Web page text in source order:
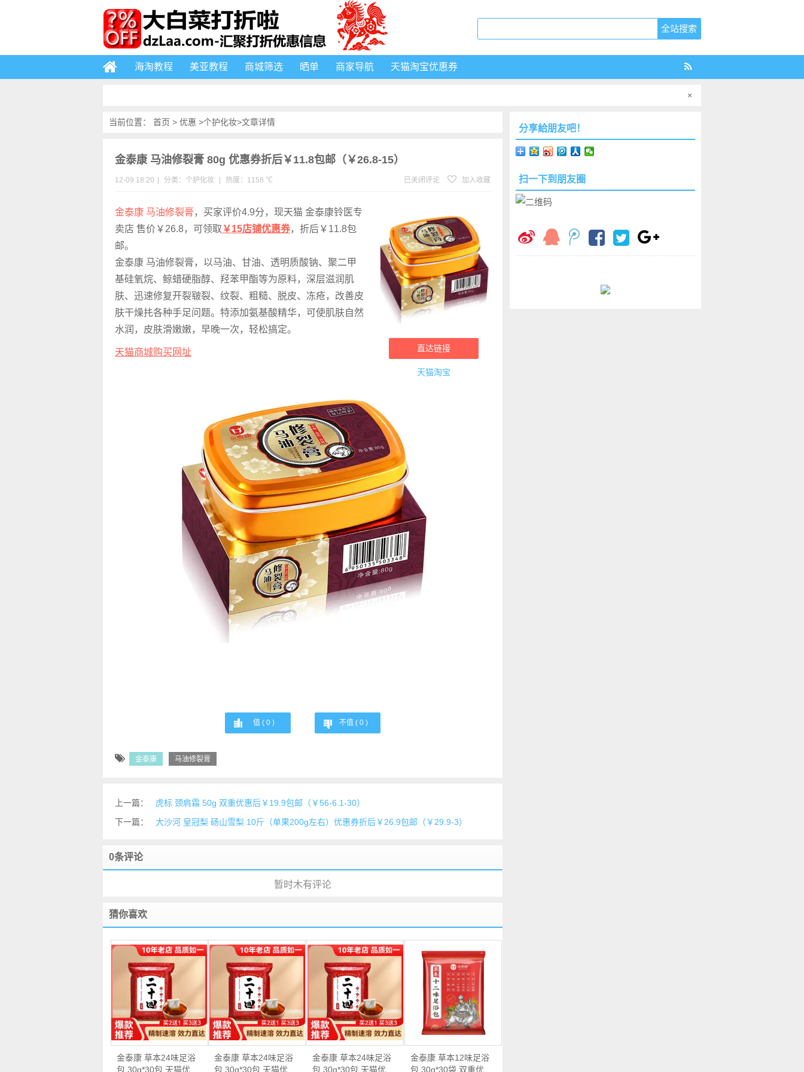
海淘教程 美亚教程 商城筛选 晒单 商家导航 天猫淘宝优惠券
×
当前位置： 首页 > 优惠 >个护化妆>文章详情
金泰康 马油修裂膏 80g 优惠券折后￥11.8包邮（￥26.8-15）
12-09 18:20 分类： 个护化妆 热度：1158 ℃ 已关闭评论 加入收藏
直达链接
天猫淘宝
金泰康 马油修裂膏 ，买家评价4.9分，现天猫 金泰康铃医专
卖店 售价￥26.8，可领取 ￥15店铺优惠券，折后￥11.8包
邮。
金泰康 马油修裂膏，以马油、甘油、透明质酸钠、聚二甲
基硅氧烷、鲸蜡硬脂醇、羟苯甲酯等为原料，深层滋润肌
肤、迅速修复开裂皲裂、纹裂、粗糙、脱皮、冻疮，改善皮
肤干燥扥各种手足问题。特添加氨基酸精华，可使肌肤自然
水润，皮肤滑嫩嫩，早晚一次，轻松搞定。
天猫商城购买网址
值 ( 0 ) 不值 ( 0 )
金泰康 马油修裂膏
上一篇：
虎标 颈肩霜 50g 双重优惠后￥19.9包邮（￥56-6.1-30）
下一篇：
大沙河 皇冠梨 砀山雪梨 10斤（单果200g左右）优惠券折后￥26.9包邮（￥29.9-3）
0条评论
暂时木有评论
猜你喜欢
金泰康 草本24味足浴
包 30g*30包 天猫优
金泰康 草本24味足浴
包 30g*30包 天猫优
金泰康 草本24味足浴
包 30g*30包 天猫优
金泰康 草本12味足浴
包 30g*30袋 双重优
分享給朋友吧！
扫一下到朋友圈